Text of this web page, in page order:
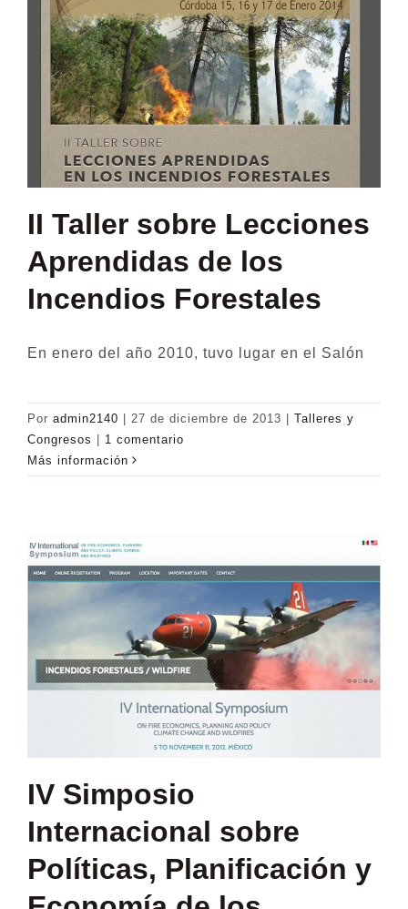
II Taller sobre Lecciones
Aprendidas de los
Incendios Forestales
En enero del año 2010, tuvo lugar en el Salón
Por admin2140 | 27 de diciembre de 2013 | Talleres y
Congresos | 1 comentario
Más información
IV Simposio
Internacional sobre
Políticas, Planificación y